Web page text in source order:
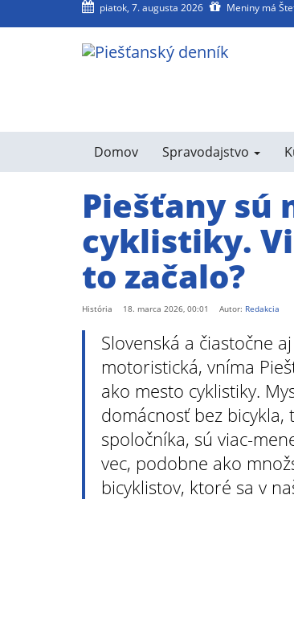
piatok, 7. augusta 2026 Meniny má
Domov Spravodajstvo
Piešťany sú
cyklistiky.
to začalo?
História 18. marca 2026, 00:01 Autor: Redakcia
Slovenská a čiastočne
motoristická, vníma
ako mesto cyklistiky.
domácnosť bez
spoločníka, sú viac-
vec, podobne ako
bicyklistov, ktoré sa v